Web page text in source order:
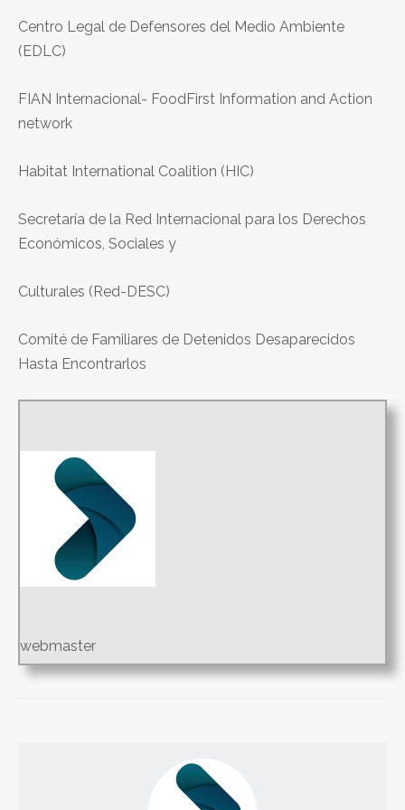
Centro Legal de Defensores del Medio Ambiente
(EDLC)
FIAN Internacional- FoodFirst Information and Action
network
Habitat International Coalition (HIC)
Secretaría de la Red Internacional para los Derechos
Económicos, Sociales y
Culturales (Red-DESC)
Comité de Familiares de Detenidos Desaparecidos
Hasta Encontrarlos
webmaster